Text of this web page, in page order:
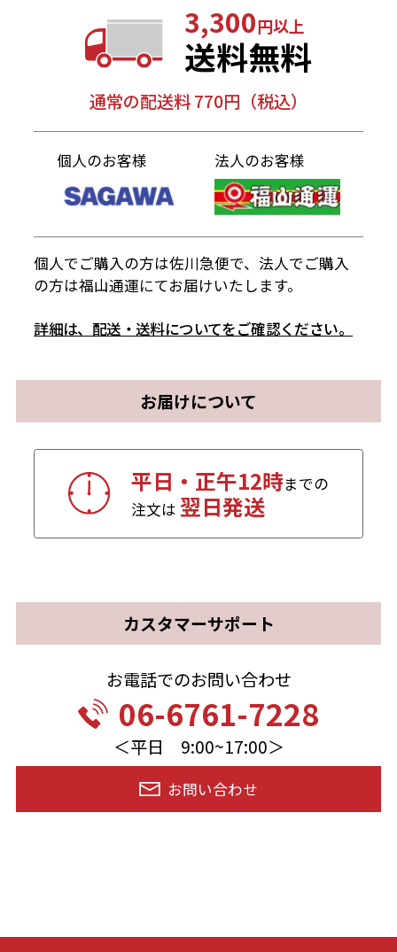
3,300円以上
送料無料
通常の配送料 770円（税込）
個人のお客様 法人のお客様
個人でご購入の方は佐川急便で、法人でご購入
の方は福山通運にてお届けいたします。
詳細は、配送・送料についてをご確認ください。
お届けについて
平日・正午12時までの
注文は 翌日発送
カスタマーサポート
お電話でのお問い合わせ
06-6761-7228
＜平日 9:00~17:00＞
お問い合わせ